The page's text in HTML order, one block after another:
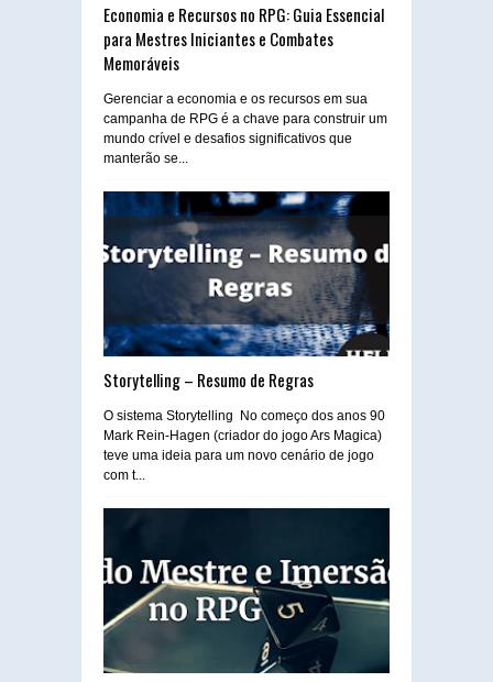
Economia e Recursos no RPG: Guia Essencial
para Mestres Iniciantes e Combates
Memoráveis
Gerenciar a economia e os recursos em sua
campanha de RPG é a chave para construir um
mundo crível e desafios significativos que
manterão se...
Storytelling – Resumo de Regras
O sistema Storytelling No começo dos anos 90
Mark Rein-Hagen (criador do jogo Ars Magica)
teve uma ideia para um novo cenário de jogo
com t...